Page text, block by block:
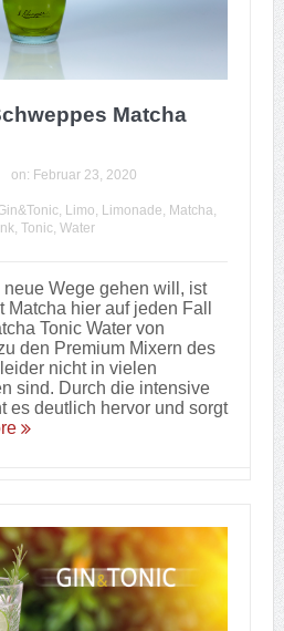
Matcha
on: Februar 23, 2020
, Limo Limonade Matcha
, Tonic, Water
Wege gehen will, ist
Matcha hier auf jeden Fall
Tonic Water von
den Premium Mixern des
nicht in vielen
sind. Durch die intensive
es deutlich hervor und sorgt